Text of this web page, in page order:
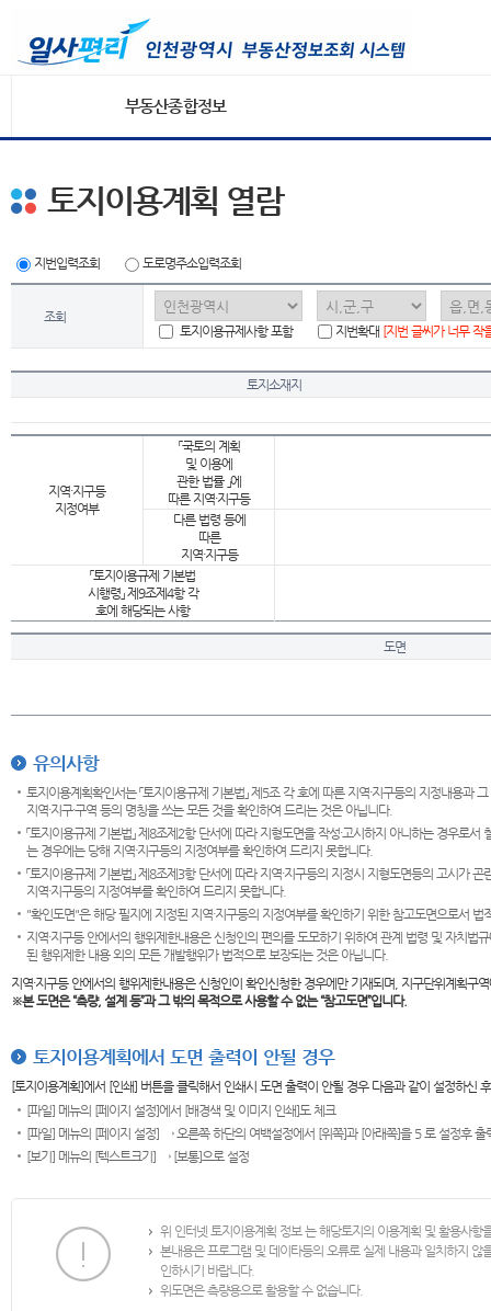
부동산종합정보
토지이용계획 열람
지번입력조회 도로명주소입력조회
조회
토지이용규제사항 포함
지번확대 [지번 글씨가 너무 작
토지소재지
지역·지구등
지정여부
「국토의 계획
및 이용에
관한 법률 」에
따른 지역·지구등
다른 법령 등에
따른
지역·지구등
「토지이용규제 기본법
시행령」 제9조제4항 각
호에 해당되는 사항
도면
유의사항
토지이용계획확인서는 「토지이용규제 기본법」 제5조 각 호에 따른 지역·지구등의 지정내용
지역·지구·구역 등의 명칭을 쓰는 모든 것을 확인하여 드리는 것은 아닙니다.
「토지이용규제 기본법」 제8조제2항 단서에 따라 지형도면을 작성·고시하지 아니하는 경우로
는 경우에는 당해 지역·지구등의 지정여부를 확인하여 드리지 못합니다.
「토지이용규제 기본법」 제8조제3항 단서에 따라 지역·지구등의 지정시 지형도면등의 고시가
지역·지구등의 지정여부를 확인하여 드리지 못합니다.
"확인도면"은 해당 필지에 지정된 지역·지구등의 지정여부를 확인하기 위한 참고도면으로서
지역·지구등 안에서의 행위제한내용은 신청인의 편의를 도모하기 위하여 관계 법령 및 자치
된 행위제한 내용 외의 모든 개발행위가 법적으로 보장되는 것은 아닙니다.
지역·지구등 안에서의 행위제한내용은 신청인이 확인신청한 경우에만 기재되며, 지구단위계획
※본 도면은“측량, 설계 등”과 그 밖의 목적으로 사용할 수 없는 “참고도면”입니다.
토지이용계획에서 도면 출력이 안될 경우
[토지이용계획]에서 [인쇄] 버튼을 클릭해서 인쇄시 도면 출력이 안될 경우 다음과 같이 설정하신
[파일] 메뉴의 [페이지 설정]에서 [배경색 및 이미지 인쇄]도 체크
[파일] 메뉴의 [페이지 설정] → 오른쪽 하단의 여백설정에서 [위쪽]과 [아래쪽]을 5 로 설정후 출
[보기] 메뉴의 [텍스트크기] → [보통]으로 설정
위 인터넷 토지이용계획 정보 는 해당토지의 이용계획 및 활용사
본내용은 프로그램 및 데이타등의 오류로 실제 내용과 일치하지
인하시기 바랍니다.
위도면은 측량용으로 활용할 수 없습니다.